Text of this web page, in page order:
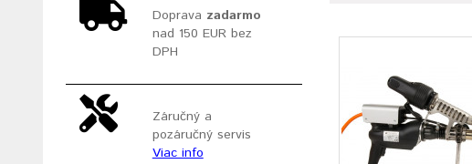
Doprava zadarmo
nad 150 EUR bez
DPH
Záručný a
pozáručný servis
Viac info